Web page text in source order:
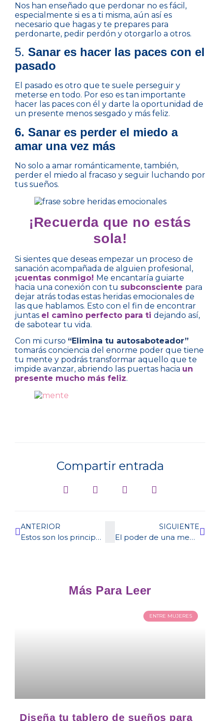
Nos han enseñado que perdonar no es fácil,
especialmente si es a ti misma, aún así es
necesario que hagas y te prepares para
perdonarte, pedir perdón y otorgarlo a otros.
5. Sanar es hacer las paces con el
pasado
El pasado es otro que te suele perseguir y
meterse en todo. Por eso es tan importante
hacer las paces con él y darte la oportunidad de
un presente menos sesgado y más feliz.
6. Sanar es perder el miedo a
amar una vez más
No solo a amar románticamente, también,
perder el miedo al fracaso y seguir luchando por
tus sueños.
¡Recuerda que no estás
sola!
Si sientes que deseas empezar un proceso de
sanación acompañada de alguien profesional,
¡cuentas conmigo! Me encantaría guiarte
hacia una conexión con tu subconsciente para
dejar atrás todas estas heridas emocionales de
las que hablamos. Esto con el fin de encontrar
juntas el camino perfecto para ti dejando así,
de sabotear tu vida.
Con mi curso “Elimina tu autosaboteador”
tomarás conciencia del enorme poder que tiene
tu mente y podrás transformar aquello que te
impide avanzar, abriendo las puertas hacia un
presente mucho más feliz.
Compartir entrada
ANTERIOR
Estos son los principales detonantes del estrés en las mujeres
SIGUIENTE
El poder de una mente con enfoque, motivación y determinación
Más Para Leer
ENTRE MUJERES
Diseña tu tablero de sueños para